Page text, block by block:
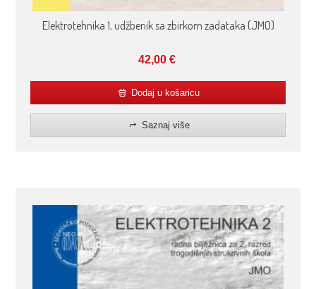
Elektrotehnika 1, udžbenik sa zbirkom zadataka (JMO)
42,00 €
Dodaj u košaricu
Saznaj više